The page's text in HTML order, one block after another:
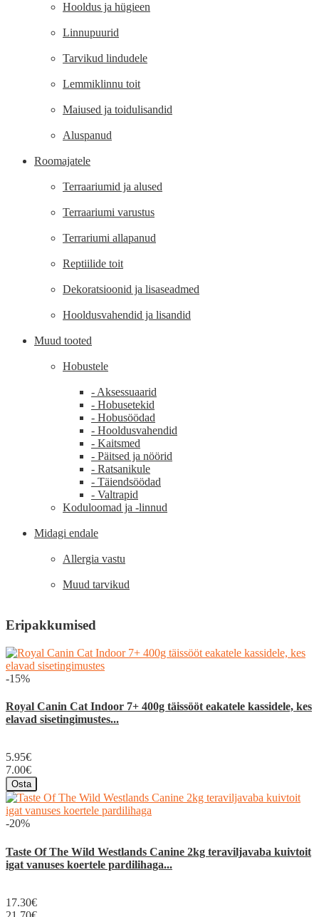
Hooldus ja hügieen
Linnupuurid
Tarvikud lindudele
Lemmiklinnu toit
Maiused ja toidulisandid
Aluspanud
Roomajatele
Terraariumid ja alused
Terraariumi varustus
Terrariumi allapanud
Reptiilide toit
Dekoratsioonid ja lisaseadmed
Hooldusvahendid ja lisandid
Muud tooted
Hobustele
- Aksessuaarid
- Hobusetekid
- Hobusöödad
- Hooldusvahendid
- Kaitsmed
- Päitsed ja nöörid
- Ratsanikule
- Täiendsöödad
- Valtrapid
Koduloomad ja -linnud
Midagi endale
Allergia vastu
Muud tarvikud
Eripakkumised
-15%
Royal Canin Cat Indoor 7+ 400g täissööt eakatele kassidele, kes
elavad sisetingimustes...
5.95€
7.00€
Osta
-20%
Taste Of The Wild Westlands Canine 2kg teraviljavaba kuivtoit
igat vanuses koertele pardilihaga...
17.30€